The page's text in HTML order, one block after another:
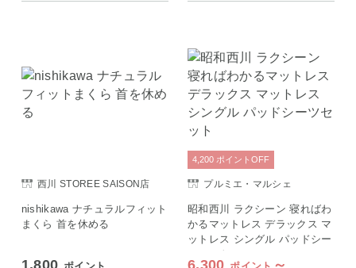
西川 STOREE SAISON店
nishikawa ナチュラルフィット
まくら 首を休める
1,800
プルミエ・マルシェ
昭和西川 ラクシーン 寝ればわ
かるマットレス デラックス マ
ットレス シングル パッドシー
ツセット
6,300 ～
4,200 ポイント OFF